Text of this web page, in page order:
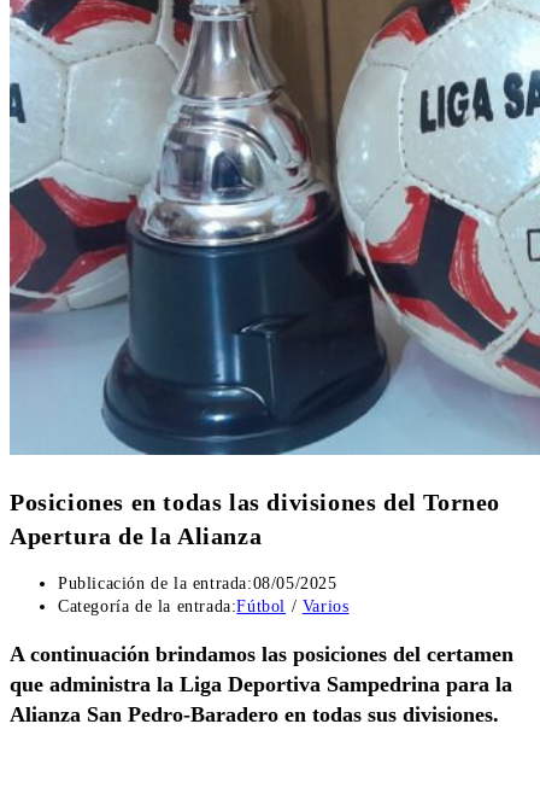
Posiciones en todas las divisiones del Torneo
Apertura de la Alianza
Publicación de la entrada:08/05/2025
Categoría de la entrada:Fútbol / Varios
A continuación brindamos las posiciones del certamen
que administra la Liga Deportiva Sampedrina para la
Alianza San Pedro-Baradero en todas sus divisiones.